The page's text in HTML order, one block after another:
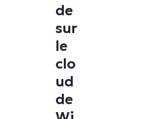
de
sur
le
clo
ud
de